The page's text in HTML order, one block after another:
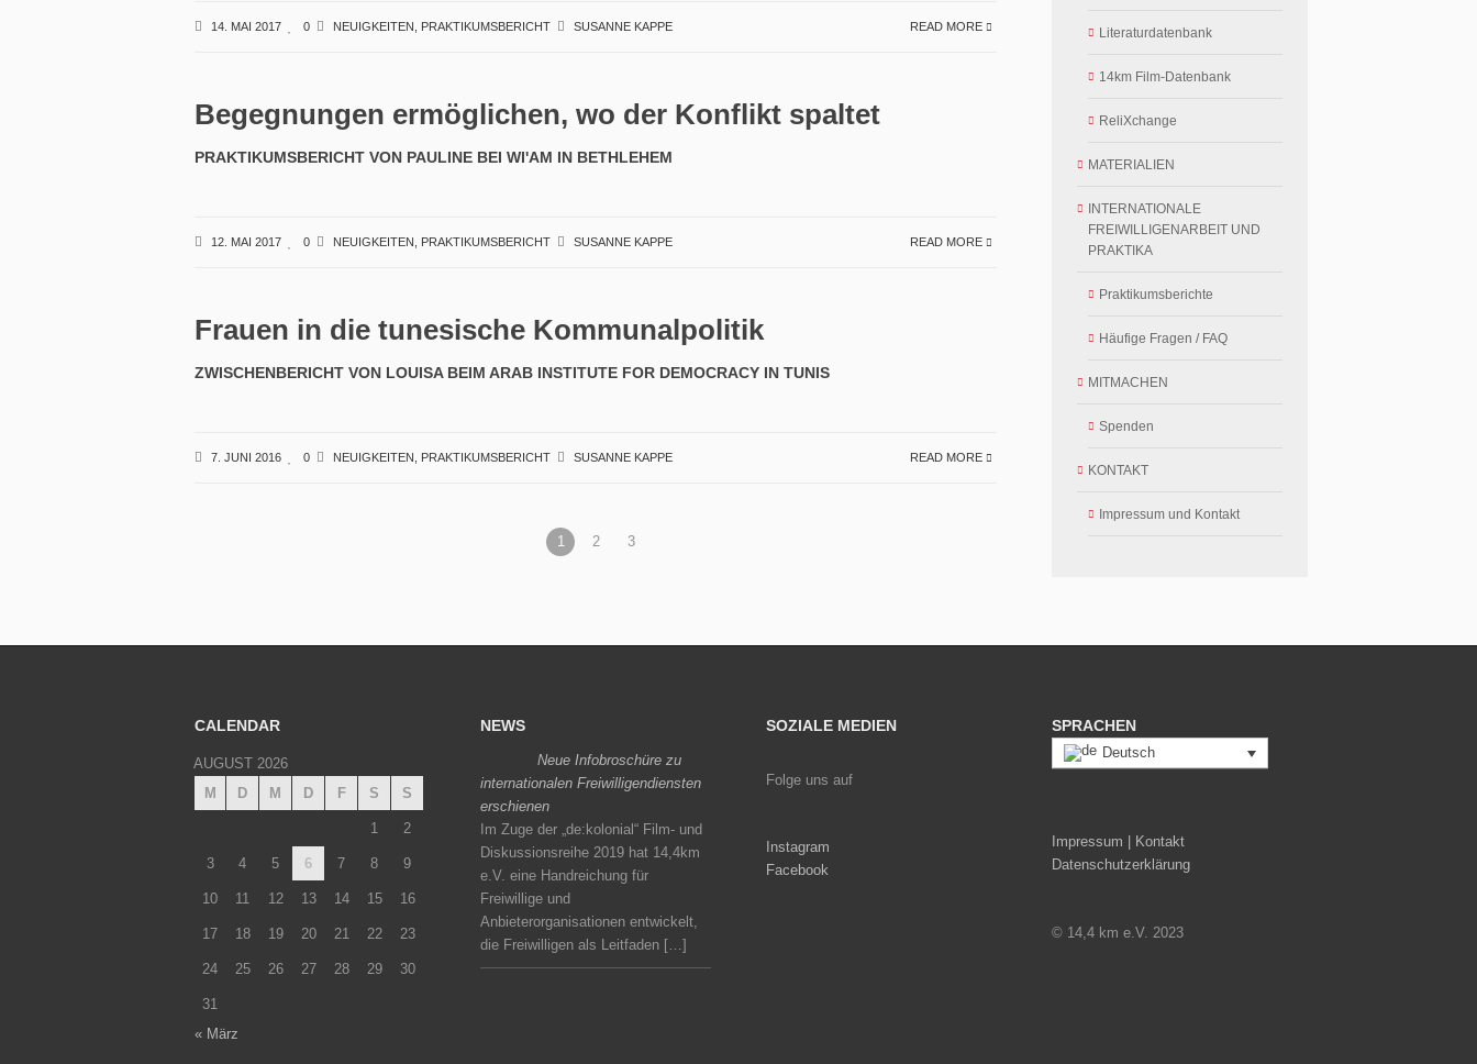
14. MAI 2017 0 NEUIGKEITEN PRAKTIKUMSBERICHT SUSANNE KAPPE READ MORE
Begegnungen ermöglichen, wo der Konflikt spaltet
PRAKTIKUMSBERICHT VON PAULINE BEI WI'AM IN BETHLEHEM
12. MAI 2017 0 NEUIGKEITEN PRAKTIKUMSBERICHT SUSANNE KAPPE READ MORE
Frauen in die tunesische Kommunalpolitik
ZWISCHENBERICHT VON LOUISA BEIM ARAB INSTITUTE FOR DEMOCRACY IN TUNIS
7. JUNI 2016 0 NEUIGKEITEN PRAKTIKUMSBERICHT SUSANNE KAPPE READ MORE
1 2 3
Literaturdatenbank
14km Film-Datenbank
ReliXchange
MATERIALIEN
INTERNATIONALE
FREIWILLIGENARBEIT UND
PRAKTIKA
Praktikumsberichte
Häufige Fragen / FAQ
MITMACHEN
Spenden
KONTAKT
Impressum und Kontakt
CALENDAR
AUGUST 2026
M
D M D F S S
1 2
3 4 5 6 7 8 9
10 11 12 13 14 15 16
17 18 19 20 21 22 23
24 25 26 27 28 29 30
31
« März
NEWS
Neue Infobroschüre zu
internationalen Freiwilligendiensten
erschienen
Im Zuge der „de:kolonial“ Film- und
Diskussionsreihe 2019 hat 14,4km
e.V. eine Handreichung für
Freiwillige und
Anbieterorganisationen entwickelt,
die Freiwilligen als Leitfaden […]
SOZIALE MEDIEN
Folge uns auf
Instagram
Facebook
SPRACHEN
Deutsch
Impressum | Kontakt
Datenschutzerklärung
© 14,4 km e.V. 2023